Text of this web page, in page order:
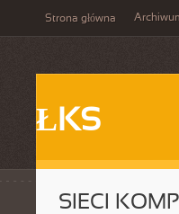
Strona główna
ŁKS
SIECI